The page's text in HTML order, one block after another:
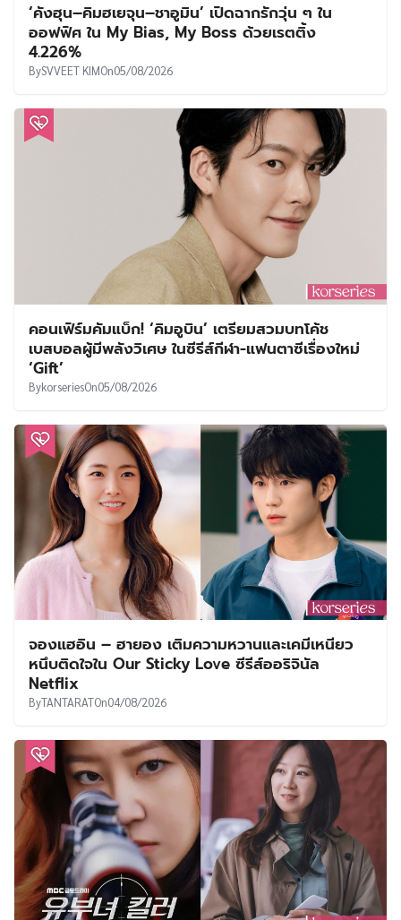
‘คังฮุน–คิมฮเยจุน–ชาอูมิน’ เปิดฉากรักวุ่น ๆ ใน
ออฟฟิศ ใน My Bias, My Boss ด้วยเรตติ้ง
4.226%
BySVVEET KIMOn05/08/2026
คอนเฟิร์มคัมแบ็ก! ‘คิมอูบิน’ เตรียมสวมบทโค้ช
เบสบอลผู้มีพลังวิเศษ ในซีรีส์กีฬา-แฟนตาซีเรื่องใหม่
‘Gift’
BykorseriesOn05/08/2026
จองแฮอิน – ฮายอง เติมความหวานและเคมีเหนียว
หนึบติดใจใน Our Sticky Love ซีรีส์ออริจินัล
Netflix
ByTANTARATOn04/08/2026